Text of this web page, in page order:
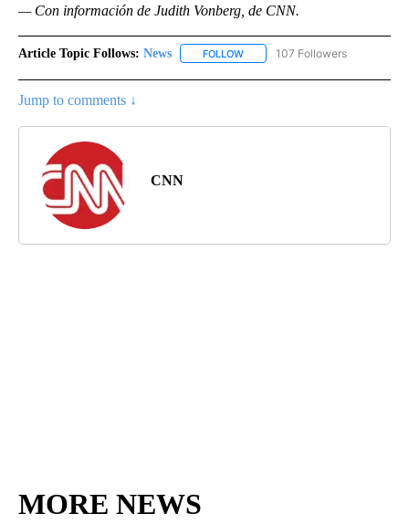
— Con información de Judith Vonberg, de CNN.
Article Topic Follows: News FOLLOW FOLLOW "NEWS" TO RECEIVE
107 Followers
Jump to comments ↓
CNN
MORE NEWS